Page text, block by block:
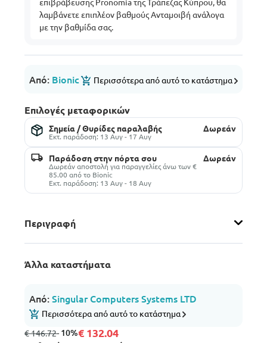
λαμβάνετε επιπλέον βαθμούς Ανταμοιβή ανάλογα
με την βαθμίδα σας.
Από: Bionic Περισσότερα από αυτό το κατάστημα
Επιλογές μεταφορικών
Σημεία / Θυρίδες παραλαβής
Εκτ. παράδοση: 13 Αυγ - 17 Αυγ
Δωρεάν
Παράδοση στην πόρτα σου
Δωρεάν αποστολή για παραγγελίες άνω των €
85.00 από το Bionic
Εκτ. παράδοση: 13 Αυγ - 18 Αυγ
Δωρεάν
Περιγραφή
Άλλα καταστήματα
Από:Singular Computers Systems LTD
Περισσότερα από αυτό το κατάστημα
από
€ 146.72σε
- 10%€ 132.04